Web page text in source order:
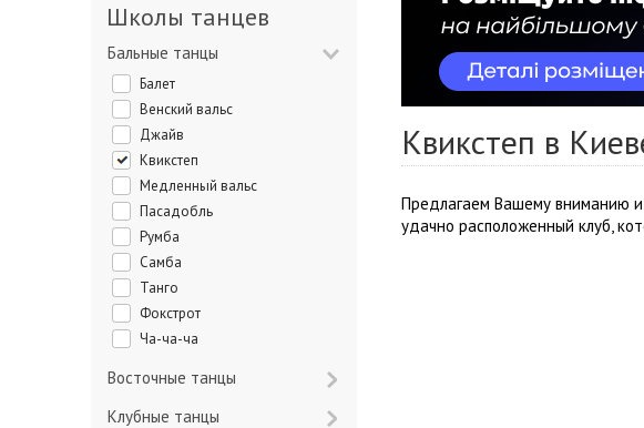
Квикстеп в
Предлагаем Вашему вниманию
удачно расположенный клуб,
Школы танцев
Бальные танцы
Балет
Венский вальс
Джайв
Квикстеп
Медленный вальс
Пасадобль
Румба
Самба
Танго
Фокстрот
Ча-ча-ча
Восточные танцы
Клубные танцы